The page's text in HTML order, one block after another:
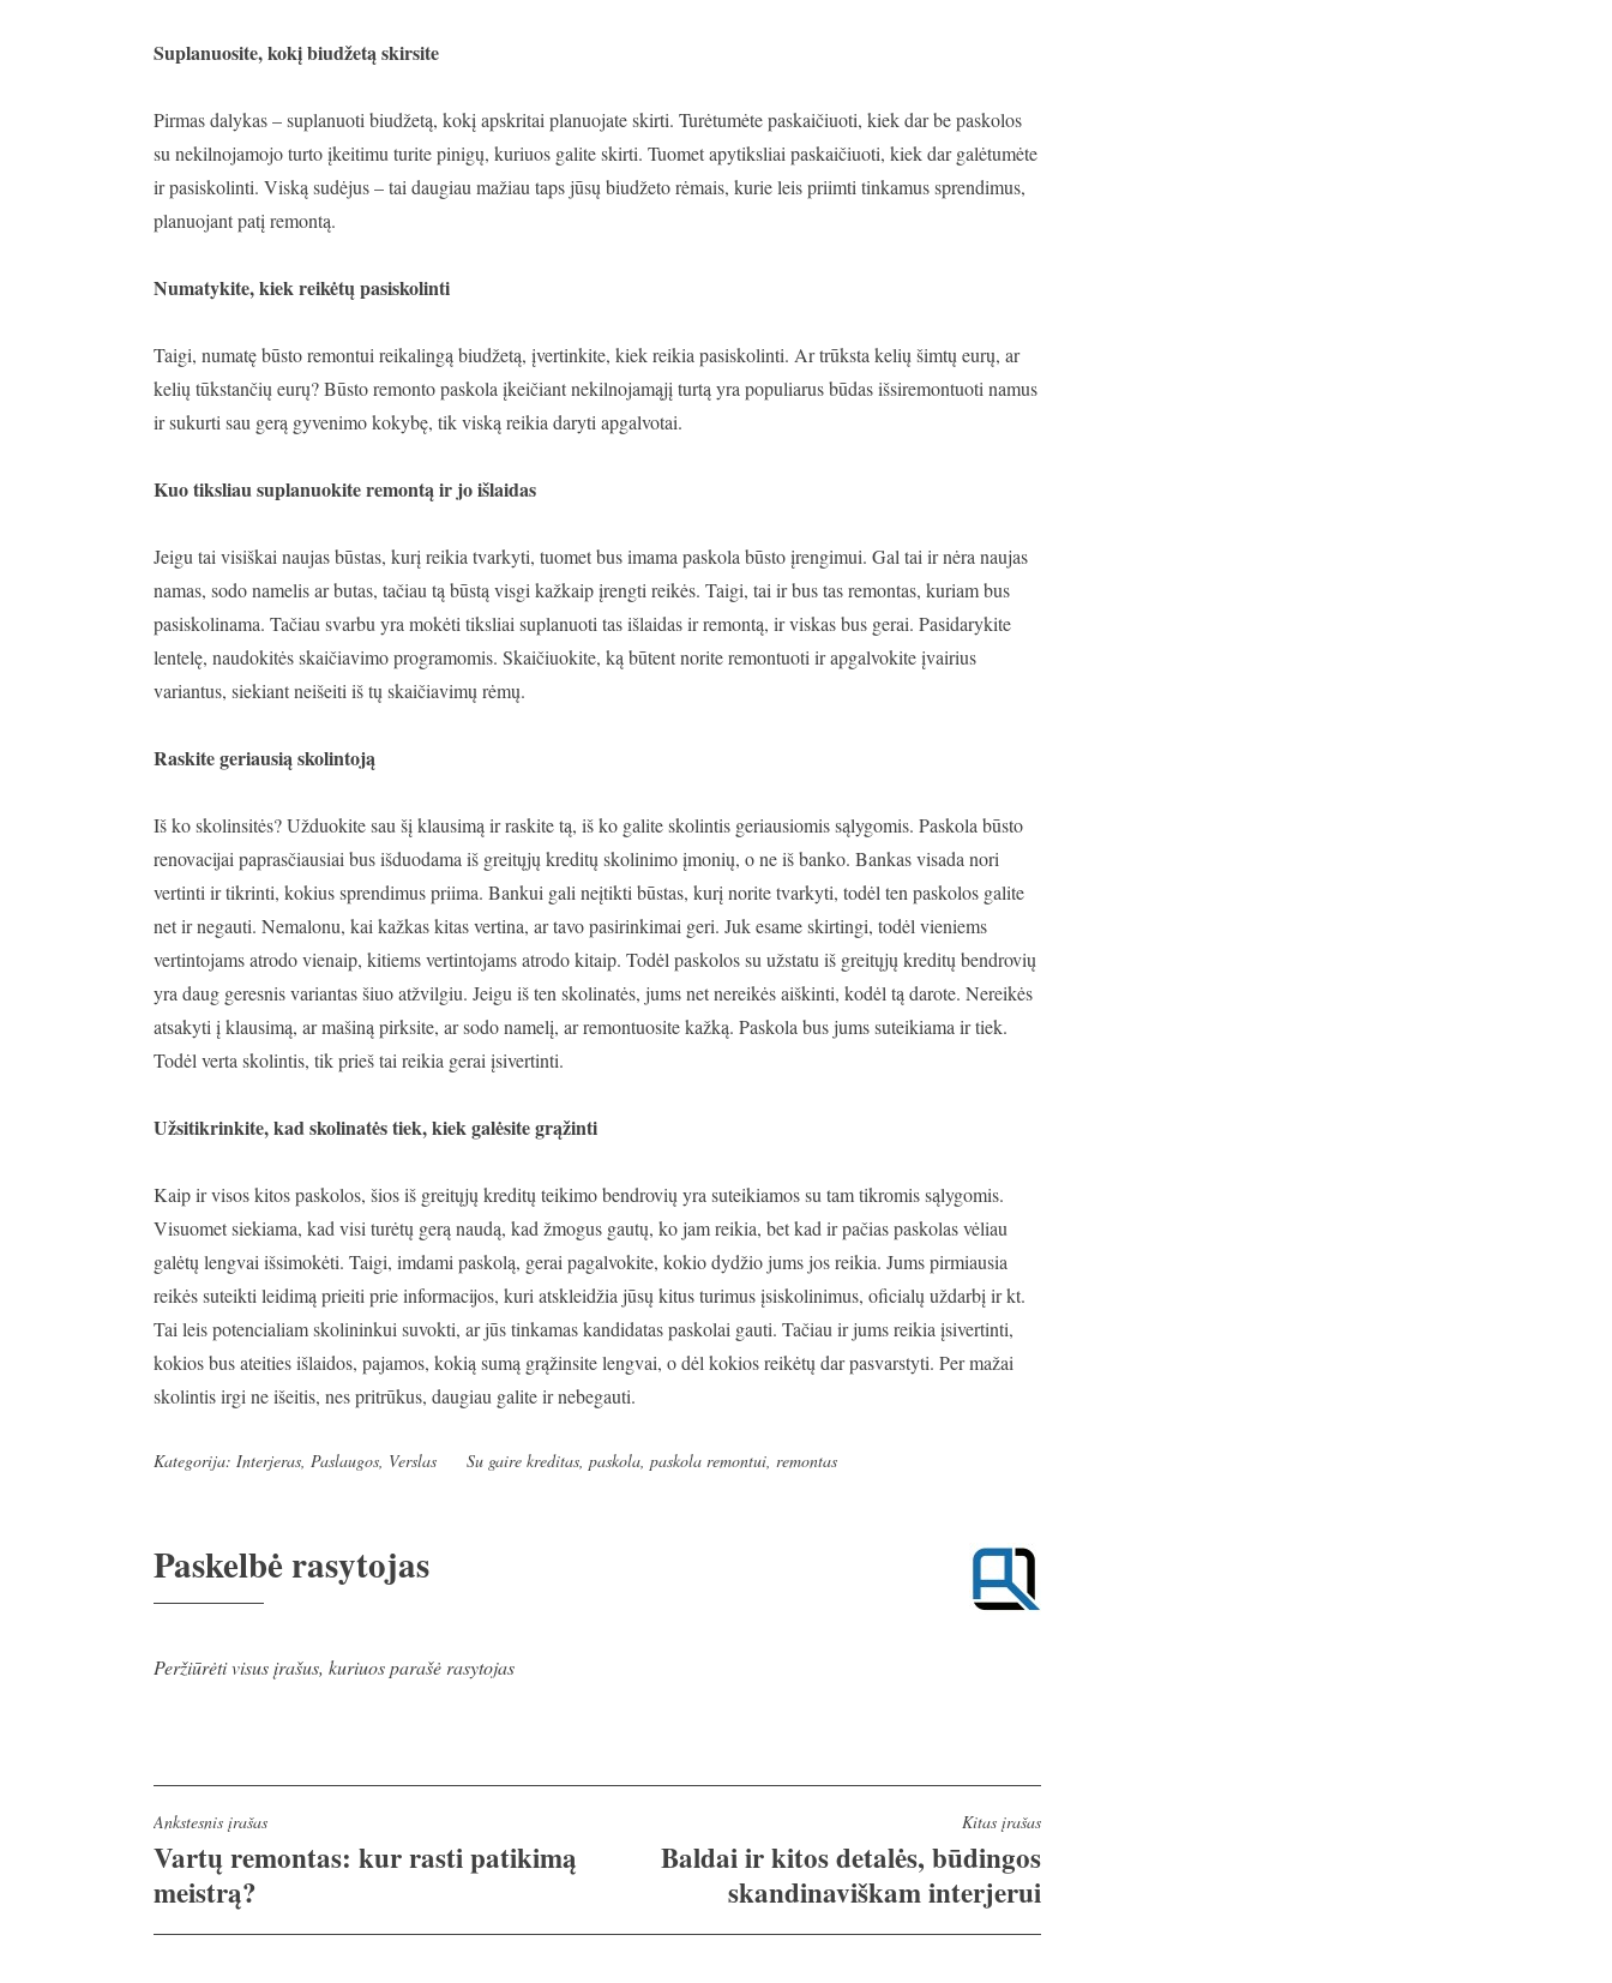
Suplanuosite, kokį biudžetą skirsite
Pirmas dalykas – suplanuoti biudžetą, kokį apskritai planuojate skirti. Turėtumėte paskaičiuoti, kiek dar be paskolos
su nekilnojamojo turto įkeitimu turite pinigų, kuriuos galite skirti. Tuomet apytiksliai paskaičiuoti, kiek dar galėtumėte
ir pasiskolinti. Viską sudėjus – tai daugiau mažiau taps jūsų biudžeto rėmais, kurie leis priimti tinkamus sprendimus,
planuojant patį remontą.
Numatykite, kiek reikėtų pasiskolinti
Taigi, numatę būsto remontui reikalingą biudžetą, įvertinkite, kiek reikia pasiskolinti. Ar trūksta kelių šimtų eurų, ar
kelių tūkstančių eurų? Būsto remonto paskola įkeičiant nekilnojamąjį turtą yra populiarus būdas išsiremontuoti namus
ir sukurti sau gerą gyvenimo kokybę, tik viską reikia daryti apgalvotai.
Kuo tiksliau suplanuokite remontą ir jo išlaidas
Jeigu tai visiškai naujas būstas, kurį reikia tvarkyti, tuomet bus imama paskola būsto įrengimui. Gal tai ir nėra naujas
namas, sodo namelis ar butas, tačiau tą būstą visgi kažkaip įrengti reikės. Taigi, tai ir bus tas remontas, kuriam bus
pasiskolinama. Tačiau svarbu yra mokėti tiksliai suplanuoti tas išlaidas ir remontą, ir viskas bus gerai. Pasidarykite
lentelę, naudokitės skaičiavimo programomis. Skaičiuokite, ką būtent norite remontuoti ir apgalvokite įvairius
variantus, siekiant neišeiti iš tų skaičiavimų rėmų.
Raskite geriausią skolintoją
Iš ko skolinsitės? Užduokite sau šį klausimą ir raskite tą, iš ko galite skolintis geriausiomis sąlygomis. Paskola būsto
renovacijai paprasčiausiai bus išduodama iš greitųjų kreditų skolinimo įmonių, o ne iš banko. Bankas visada nori
vertinti ir tikrinti, kokius sprendimus priima. Bankui gali neįtikti būstas, kurį norite tvarkyti, todėl ten paskolos galite
net ir negauti. Nemalonu, kai kažkas kitas vertina, ar tavo pasirinkimai geri. Juk esame skirtingi, todėl vieniems
vertintojams atrodo vienaip, kitiems vertintojams atrodo kitaip. Todėl paskolos su užstatu iš greitųjų kreditų bendrovių
yra daug geresnis variantas šiuo atžvilgiu. Jeigu iš ten skolinatės, jums net nereikės aiškinti, kodėl tą darote. Nereikės
atsakyti į klausimą, ar mašiną pirksite, ar sodo namelį, ar remontuosite kažką. Paskola bus jums suteikiama ir tiek.
Todėl verta skolintis, tik prieš tai reikia gerai įsivertinti.
Užsitikrinkite, kad skolinatės tiek, kiek galėsite grąžinti
Kaip ir visos kitos paskolos, šios iš greitųjų kreditų teikimo bendrovių yra suteikiamos su tam tikromis sąlygomis.
Visuomet siekiama, kad visi turėtų gerą naudą, kad žmogus gautų, ko jam reikia, bet kad ir pačias paskolas vėliau
galėtų lengvai išsimokėti. Taigi, imdami paskolą, gerai pagalvokite, kokio dydžio jums jos reikia. Jums pirmiausia
reikės suteikti leidimą prieiti prie informacijos, kuri atskleidžia jūsų kitus turimus įsiskolinimus, oficialų uždarbį ir kt.
Tai leis potencialiam skolininkui suvokti, ar jūs tinkamas kandidatas paskolai gauti. Tačiau ir jums reikia įsivertinti,
kokios bus ateities išlaidos, pajamos, kokią sumą grąžinsite lengvai, o dėl kokios reikėtų dar pasvarstyti. Per mažai
skolintis irgi ne išeitis, nes pritrūkus, daugiau galite ir nebegauti.
Kategorija: Interjeras, Paslaugos, Verslas Su gaire kreditas, paskola, paskola remontui, remontas
Paskelbėrasytojas
Peržiūrėti visus įrašus, kuriuos parašė rasytojas
Navigacija
tarp
įrašų
Ankstesnis įrašas
Vartų remontas: kur rasti patikimą
meistrą?
Kitas įrašas
Baldai ir kitos detalės, būdingos
skandinaviškam interjerui